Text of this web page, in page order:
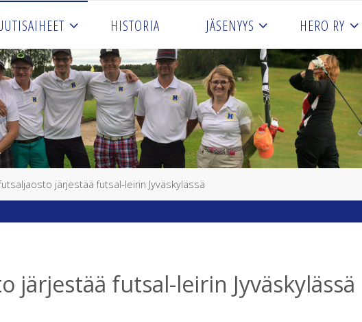
HISTORIA JÄSENYYS HERO RY
futsaljaosto järjestää futsal-leirin Jyväskylässä
järjestää futsal-leirin Jyväskylässä